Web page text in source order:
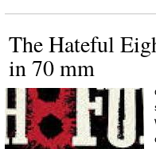
The Hateful
in 70 mm